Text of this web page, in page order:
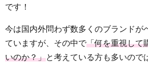
です！
今は国内外問わず数多くのブランドが
ていますが、その中で「何を重視して
いのか？」と考えている方も多いので